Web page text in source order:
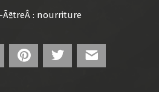
LinkedIn Pinterest Twitter